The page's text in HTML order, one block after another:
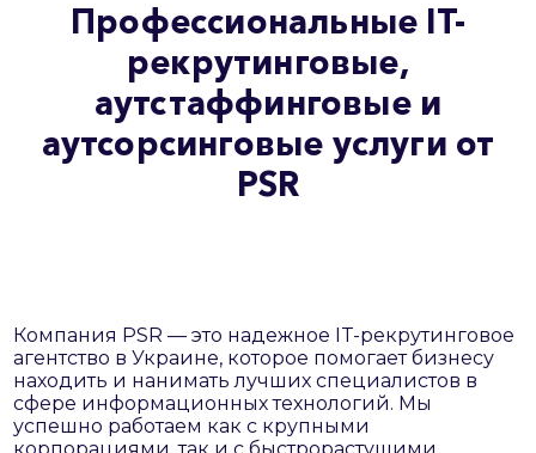
Профессиональные IT-
рекрутинговые,
аутстаффинговые и
аутсорсинговые услуги от
PSR
Компания PSR — это надежное IT-рекрутинговое
агентство в Украине, которое помогает бизнесу
находить и нанимать лучших специалистов в
сфере информационных технологий. Мы
успешно работаем как с крупными